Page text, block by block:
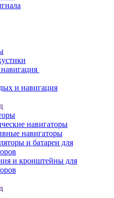
и навигация
навигаторы
навигаторы
и батареи для
и кронштейны для